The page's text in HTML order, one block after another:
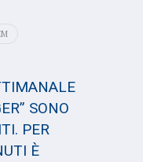
SONO
PER
È